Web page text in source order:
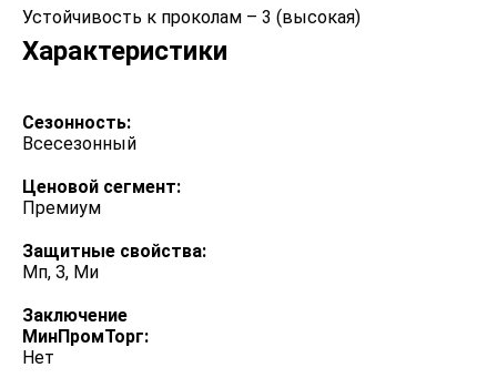
Устойчивость к проколам – 3 (высокая)
Характеристики
Сезонность:
Всесезонный
Ценовой сегмент:
Премиум
Защитные свойства:
Мп, З, Ми
Заключение
МинПромТорг:
Нет